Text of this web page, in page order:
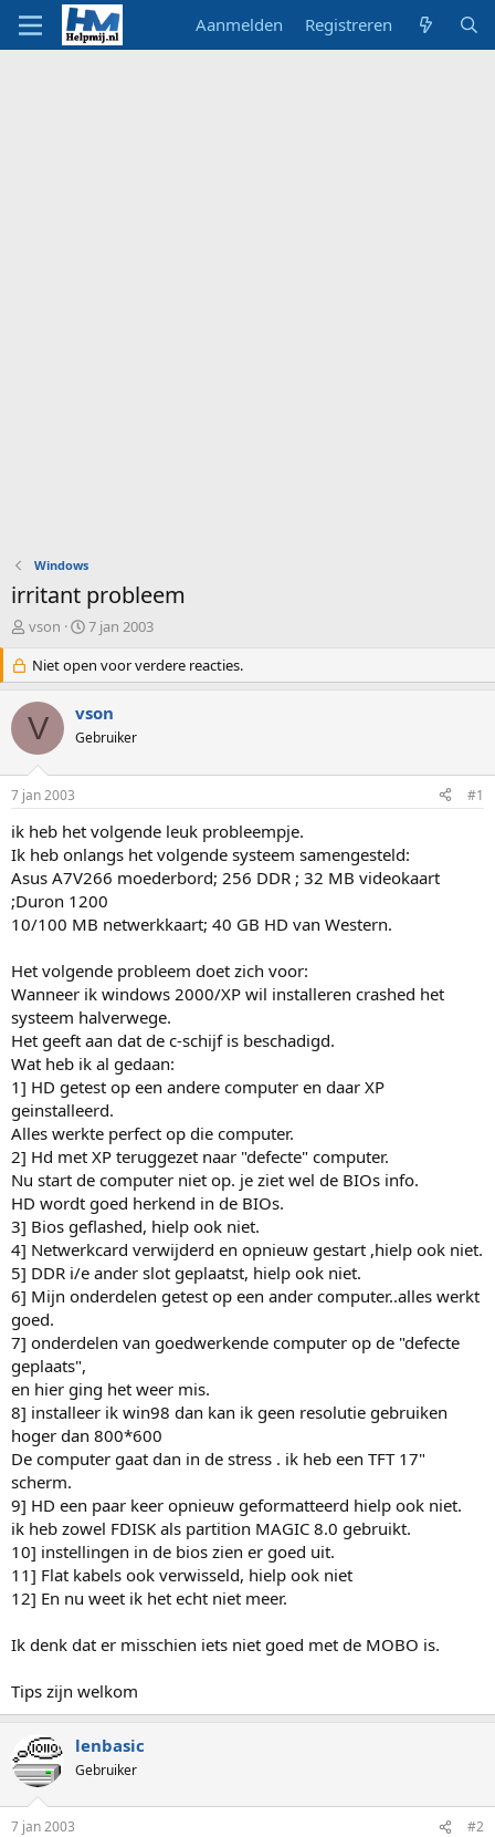
Aanmelden Registreren
Windows
irritant probleem
O
d
e
r
w
s
t
a
r
t
e
r
vson
S
a
r
d
a
m
7 jan 2003
Niet open voor verdere reacties.
V vson
Gebruiker
7 jan 2003 #1
ik heb het volgende leuk probleempje.
Ik heb onlangs het volgende systeem samengesteld:
Asus A7V266 moederbord; 256 DDR ; 32 MB videokaart
;Duron 1200
10/100 MB netwerkkaart; 40 GB HD van Western.
Het volgende probleem doet zich voor:
Wanneer ik windows 2000/XP wil installeren crashed het
systeem halverwege.
Het geeft aan dat de c-schijf is beschadigd.
Wat heb ik al gedaan:
1] HD getest op een andere computer en daar XP
geinstalleerd.
Alles werkte perfect op die computer.
2] Hd met XP teruggezet naar "defecte" computer.
Nu start de computer niet op. je ziet wel de BIOs info.
HD wordt goed herkend in de BIOs.
3] Bios geflashed, hielp ook niet.
4] Netwerkcard verwijderd en opnieuw gestart ,hielp ook niet.
5] DDR i/e ander slot geplaatst, hielp ook niet.
6] Mijn onderdelen getest op een ander computer..alles werkt
goed.
7] onderdelen van goedwerkende computer op de "defecte
geplaats",
en hier ging het weer mis.
8] installeer ik win98 dan kan ik geen resolutie gebruiken
hoger dan 800*600
De computer gaat dan in de stress . ik heb een TFT 17"
scherm.
9] HD een paar keer opnieuw geformatteerd hielp ook niet.
ik heb zowel FDISK als partition MAGIC 8.0 gebruikt.
10] instellingen in de bios zien er goed uit.
11] Flat kabels ook verwisseld, hielp ook niet
12] En nu weet ik het echt niet meer.
Ik denk dat er misschien iets niet goed met de MOBO is.
Tips zijn welkom
lenbasic
Gebruiker
7 jan 2003 #2